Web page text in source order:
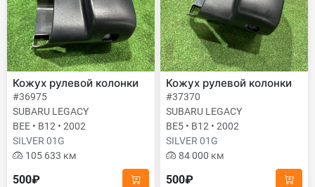
Кожух рулевой колонки
#36975
SUBARU LEGACY
BEE • B12 • 2002
SILVER 01G
105 633 км
500₽
Кожух рулевой колонки
#37370
SUBARU LEGACY
BE5 • B12 • 2002
SILVER 01G
84 000 км
500₽